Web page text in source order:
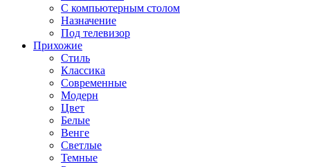
С компьютерным столом
Назначение
Под телевизор
Прихожие
Стиль
Классика
Современные
Модерн
Цвет
Белые
Венге
Светлые
Темные